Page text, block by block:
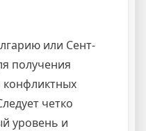
или Сент-
получения
конфликтных
четко
уровень и